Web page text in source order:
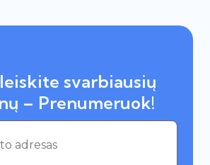
svarbiausių
– Prenumeruok!